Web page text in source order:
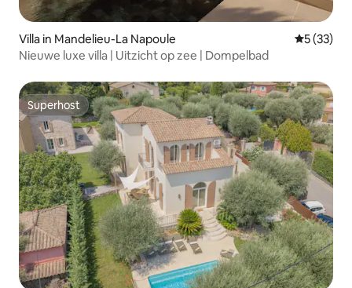
Villa in Mandelieu-La Napoule
5 (33)
Nieuwe luxe villa | Uitzicht op zee | Dompelbad
Superhost
Superhost